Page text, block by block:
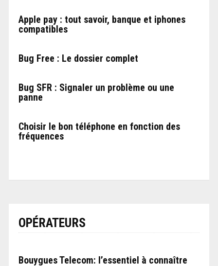
Apple pay : tout savoir, banque et iphones
compatibles
Bug Free : Le dossier complet
Bug SFR : Signaler un problème ou une
panne
Choisir le bon téléphone en fonction des
fréquences
OPÉRATEURS
Bouygues Telecom: l’essentiel à connaître